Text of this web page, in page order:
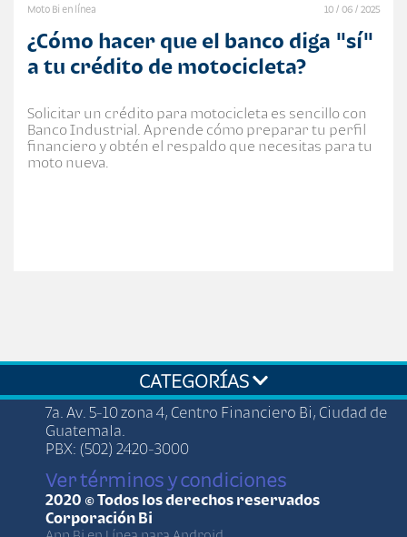
Moto Bi en línea 10 / 06 / 2025
¿Cómo hacer que el banco diga "sí"
a tu crédito de motocicleta?
Solicitar un crédito para motocicleta es sencillo con
Banco Industrial. Aprende cómo preparar tu perfil
financiero y obtén el respaldo que necesitas para tu
moto nueva.
CATEGORÍAS
7a. Av. 5-10 zona 4, Centro Financiero Bi, Ciudad de
Guatemala.
PBX: (502) 2420-3000
Ver términos y condiciones
2020 © Todos los derechos reservados
Corporación Bi